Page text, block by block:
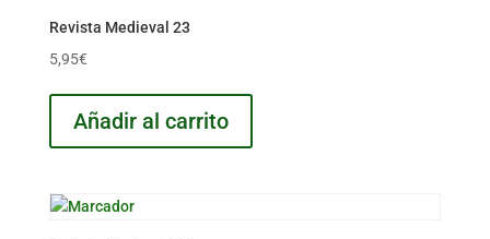
Revista Medieval 23
5,95€
Añadir al carrito